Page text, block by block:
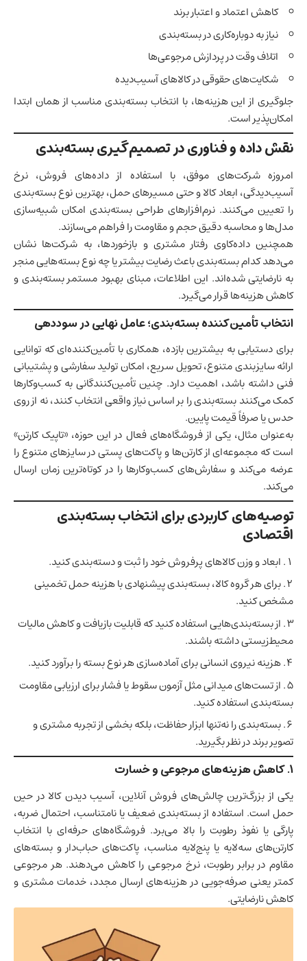
کاهش اعتماد و اعتبار برند
نیاز به دوباره‌کاری در بسته‌بندی
اتلاف وقت در پردازش مرجوعی‌ها
شکایت‌های حقوقی در کالاهای آسیب‌دیده
جلوگیری از این هزینه‌ها، با انتخاب بسته‌بندی مناسباز همان ابتدا
امکان‌پذیر است.
نقش داده و فناوری در تصمیم‌گیری بسته‌بندی
امروزه شرکت‌های موفق، با استفاده از داده‌های فروش، نرخ
آسیب‌دیدگی، ابعاد کالا و حتی مسیرهای حمل، بهترین نوع بسته‌بندی
را تعیین می‌کنند. نرم‌افزارهای طراحی بسته‌بندی امکان شبیه‌سازی
مدل‌ها و محاسبه دقیق حجم و مقاومت را فراهم می‌سازند.
همچنین داده‌کاوی رفتار مشتری و بازخوردها، به شرکت‌ها نشان
می‌دهد کدام بسته‌بندی باعث رضایت بیشتر یا چه نوع بسته‌هایی منجر
به نارضایتی شده‌اند. این اطلاعات، مبنای بهبود مستمر بسته‌بندی و
کاهش هزینه‌ها قرار می‌گیرد.
انتخاب تأمین‌کننده بسته‌بندی؛ عامل نهایی در سوددهی
برای دستیابی به بیشترین بازده، همکاری با تأمین‌کننده‌ای که توانایی
ارائه سایزبندی متنوع، تحویل سریع،امکان تولید سفارشیو پشتیبانی
فنی داشته باشد، اهمیت دارد. چنین تأمین‌کنندگانی به کسب‌وکارها
کمک می‌کنند بسته‌بندی را بر اساس نیاز واقعی انتخاب کنند، نه از روی
حدس یا صرفاً قیمت پایین.
به‌عنوان مثال، یکی از فروشگاه‌های فعال در این حوزه، «تاپیک کارتن»
است که مجموعه‌ای از کارتن‌ها و پاکت‌های پستی در سایزهای متنوع را
عرضه می‌کند و سفارش‌های کسب‌وکارها را در کوتاه‌ترین زمان ارسال
می‌کند.
توصیه‌های کاربردی برای انتخاب بسته‌بندی
اقتصادی
ابعاد و وزن کالاهای پر‌فروش خود را ثبت و دسته‌بندی کنید.
برای هر گروه کالا، بسته‌بندی پیشنهادی با هزینه حمل تخمینی
مشخص کنید.
از بسته‌بندی‌هایی استفاده کنید که قابلیت بازیافت و کاهش مالیات
محیط‌زیستی داشته باشند.
هزینه نیروی انسانی برای آماده‌سازی هر نوع بسته را برآورد کنید.
از تست‌های میدانی مثل آزمون سقوط یا فشار برای ارزیابی مقاومت
بسته‌بندی استفاده کنید.
بسته‌بندی را نه‌تنها ابزار حفاظت، بلکه بخشی از تجربه مشتری و
تصویر برند در نظر بگیرید.
۱.کاهش هزینه‌های مرجوعی و خسارت
یکی از بزرگ‌ترین چالش‌های فروش آنلاین، آسیب دیدن کالا در حین
حمل است. استفاده از بسته‌بندی ضعیف یا نامتناسب، احتمال ضربه،
پارگی یا نفوذ رطوبت را بالا می‌برد. فروشگاه‌های حرفه‌ای با انتخاب
کارتن‌های سه‌لایه یا پنج‌لایه مناسب، پاکت‌های حباب‌دار و بسته‌های
مقاوم در برابر رطوبت، نرخ مرجوعی را کاهش می‌دهند. هر مرجوعی
کمتر یعنی صرفه‌جویی در هزینه‌های ارسال مجدد، خدمات مشتری و
کاهش نارضایتی.